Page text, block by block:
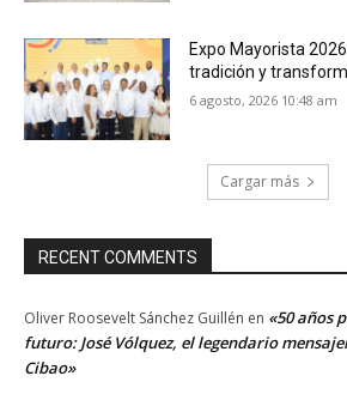
Expo Mayorista
tradición y
6 agosto, 2026 10:48 am
Cargar más
RECENT COMMENTS
Oliver Roosevelt Sánchez Guillén en «50 años
futuro: José Vólquez, el legendario
Cibao»